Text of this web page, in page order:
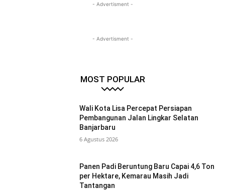
- Advertisment -
- Advertisment -
MOST POPULAR
Wali Kota Lisa Percepat Persiapan
Pembangunan Jalan Lingkar Selatan
Banjarbaru
6 Agustus 2026
Panen Padi Beruntung Baru Capai 4,6 Ton
per Hektare, Kemarau Masih Jadi
Tantangan